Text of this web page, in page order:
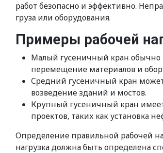
работ безопасно и эффективно.
груза или оборудования.
Примеры рабочей
Малый гусеничный кран обычно
перемещение материалов и
Средний гусеничный кран может
возведение зданий и мостов.
Крупный гусеничный кран
проектов, таких как установка
Определение правильной рабочей
нагрузка должна быть определена